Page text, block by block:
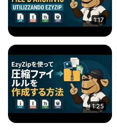
1:17
1:25